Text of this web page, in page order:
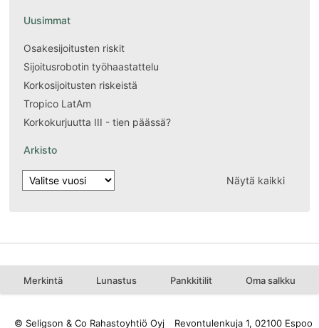
Uusimmat
Osakesijoitusten riskit
Sijoitusrobotin työhaastattelu
Korkosijoitusten riskeistä
Tropico LatAm
Korkokurjuutta III - tien päässä?
Arkisto
Näytä kaikki
Merkintä Lunastus Pankkitilit Oma salkku
© Seligson & Co Rahastoyhtiö Oyj Revontulenkuja 1, 02100 Espoo